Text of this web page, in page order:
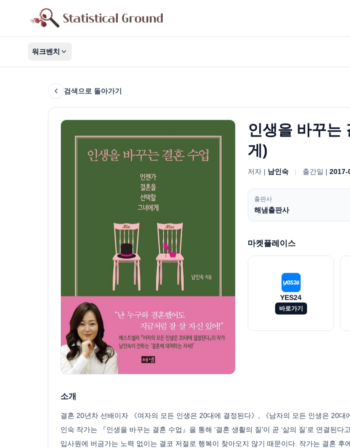
워크벤치
검색으로 돌아가기
인생을 바꾸는
게)
저자 | 남인숙 | 출간일 |2017-
출판사
해냄출판사
마켓플레이스
YES24
바로가기
소개
결혼 20년차 선배이자 《여자의 모든 인생은 20대에 결정된다》, 《남자의 모든 인생은 20
인숙 작가는 『인생을 바꾸는 결혼 수업』을 통해 ‘결혼 생활의 질’이 곧 ‘삶의 질’로 연결된
입사원에 버금가는 노력 없이는 결코 저절로 행복이 찾아오지 않기 때문이다. 작가는 결혼